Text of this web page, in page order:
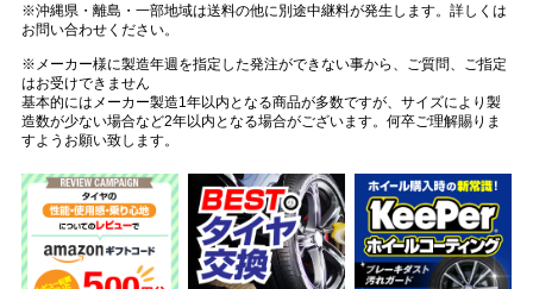
※沖縄県・離島・一部地域は送料の他に別途中継料が発生します。詳しくは
お問い合わせください。
※メーカー様に製造年週を指定した発注ができない事から、ご質問、ご指定
はお受けできません
基本的にはメーカー製造1年以内となる商品が多数ですが、サイズにより製
造数が少ない場合など2年以内となる場合がございます。何卒ご理解賜りま
すようお願い致します。